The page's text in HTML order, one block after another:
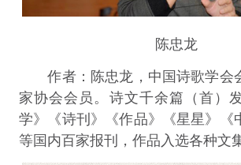
陈忠龙
作者：陈忠龙，中国诗歌学会
家协会会员。诗文千余篇（首）
学》《诗刊》《作品》《星星》《
等国内百家报刊，作品入选各种文集